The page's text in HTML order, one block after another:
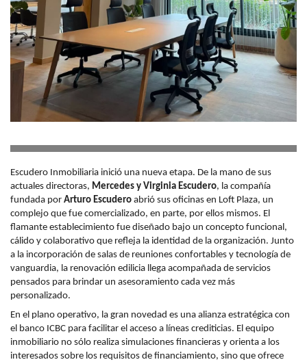
Escudero Inmobiliaria inició una nueva etapa. De la mano de sus
actuales directoras, Mercedes y Virginia Escudero, la compañía
fundada por Arturo Escudero abrió sus oficinas en Loft Plaza, un
complejo que fue comercializado, en parte, por ellos mismos. El
flamante establecimiento fue diseñado bajo un concepto funcional,
cálido y colaborativo que refleja la identidad de la organización. Junto
a la incorporación de salas de reuniones confortables y tecnología de
vanguardia, la renovación edilicia llega acompañada de servicios
pensados para brindar un asesoramiento cada vez más
personalizado.
En el plano operativo, la gran novedad es una alianza estratégica con
el banco ICBC para facilitar el acceso a líneas crediticias. El equipo
inmobiliario no sólo realiza simulaciones financieras y orienta a los
interesados sobre los requisitos de financiamiento, sino que ofrece